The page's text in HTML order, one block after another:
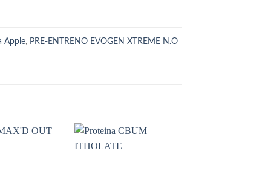
Apple, PRE-ENTRENO EVOGEN XTREME N.O